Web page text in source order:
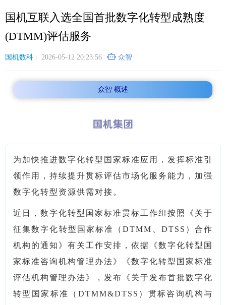
转
内
国机互联入选全国首批数字化转型成熟度
(DTMM)评估服务
国机数科 2026-05-12 20:23:56 众智
众智 概述
为加快推进数字化转型国家标准应用，发挥标准引
领作用，持续提升贯标评估市场化服务能力，加强
数字化转型资源供需对接。
近日，数字化转型国家标准贯标工作组按照《关于
征集数字化转型国家标准（DTMM、DTSS）合作
机构的通知》有关工作安排，依据《数字化转型国
家标准咨询机构管理办法》《数字化转型国家标准
评估机构管理办法》，发布《关于发布首批数字化
转型国家标准（DTMM&DTSS）贯标咨询机构与